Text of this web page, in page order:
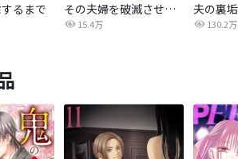
るまで その夫婦を破滅させるまで
15.4万 130.2万